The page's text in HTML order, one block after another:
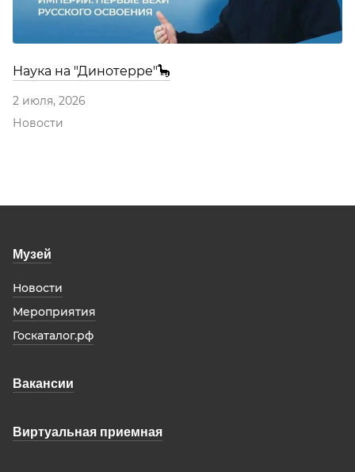
Наука на "Динотерре"🦕
2 июля, 2026
Новости
Музей
Новости
Мероприятия
Госкаталог.рф
Вакансии
Виртуальная приемная